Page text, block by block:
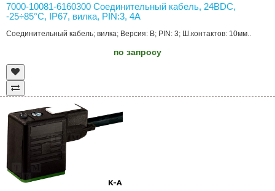
7000-10081-6160300 Соединительный кабель, 24ВDC,
-25÷85°C, IP67, вилка, PIN:3, 4А
Соединительный кабель; вилка; Версия: B; PIN: 3; Ш.контактов: 10мм..
по запросу